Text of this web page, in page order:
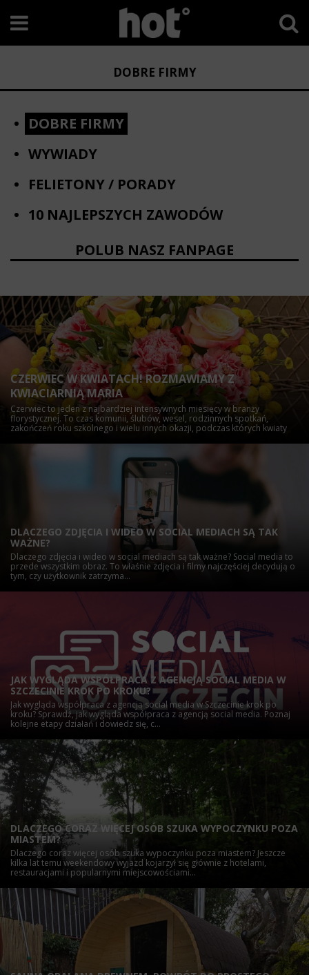
DOBRE FIRMY
DOBRE FIRMY
WYWIADY
FELIETONY / PORADY
10 NAJLEPSZYCH ZAWODÓW
POLUB NASZ FANPAGE
CZERWIEC W KWIATACH! ROZMAWIAMY Z
KWIACIARNIĄ MARIA
Czerwiec to jeden z najbardziej intensywnych miesięcy w branży
florystycznej. To czas komunii, ślubów, wesel, rodzinnych spotkań,
zakończeń roku szkolnego i wielu innych okazji, podczas których kwiaty
balony z helem, a osoby zabiegane chętnie korzystają z rozwiązań
dostępnych przez całą dobę. O aktualnych trendach...
DLACZEGO ZDJĘCIA I WIDEO W SOCIAL MEDIACH SĄ TAK
WAŻNE?
Dlaczego zdjęcia i wideo w social mediach są tak ważne? Social media to
przede wszystkim obraz. To właśnie zdjęcia i filmy najczęściej decydują o
tym, czy użytkownik zatrzyma...
JAK WYGLĄDA WSPÓŁPRACA Z AGENCJĄ SOCIAL MEDIA W
SZCZECINIE KROK PO KROKU?
Jak wygląda współpraca z agencją social media w Szczecinie krok po
kroku? Sprawdź, jak wygląda współpraca z agencją social media. Poznaj
kolejne etapy działań i dowiedz się, c...
DLACZEGO CORAZ WIĘCEJ OSÓB SZUKA WYPOCZYNKU POZA
MIASTEM?
Dlaczego coraz więcej osób szuka wypoczynku poza miastem? Jeszcze
kilka lat temu weekendowy wyjazd kojarzył się głównie z hotelami,
restauracjami i popularnymi miejscowościami...